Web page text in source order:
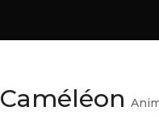
Caméléon